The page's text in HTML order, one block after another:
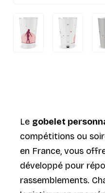
Le gobelet
compétitions ou
en France, vous
développé pour
rassemblements.